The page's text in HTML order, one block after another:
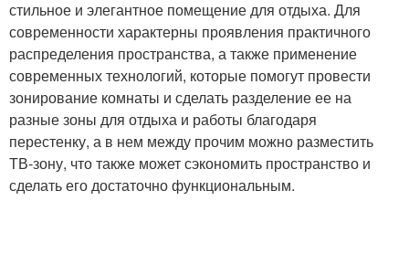
стильное и элегантное помещение для отдыха. Для
современности характерны проявления практичного
распределения пространства, а также применение
современных технологий, которые помогут провести
зонирование комнаты и сделать разделение ее на
разные зоны для отдыха и работы благодаря
перестенку, а в нем между прочим можно разместить
ТВ-зону, что также может сэкономить пространство и
сделать его достаточно функциональным.